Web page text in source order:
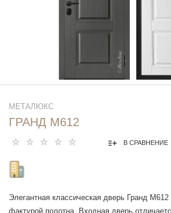
МЕТАЛЮКС
ГРАНД М612
В СРАВНЕНИЕ
Элегантная классическая дверь Гранд М612
фактурой полотна. Входная дверь